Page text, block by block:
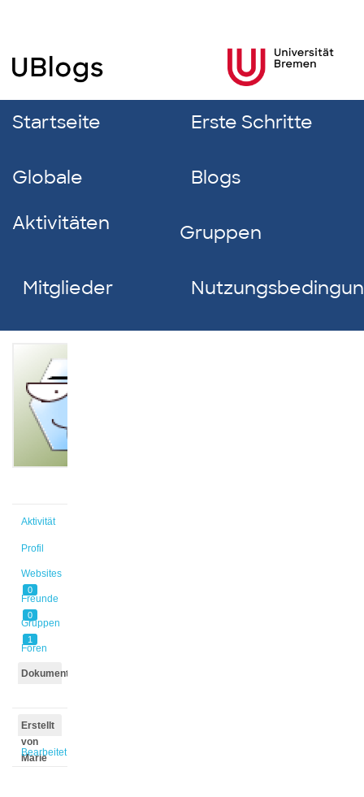
Startseite Erste Schritte
Globale
Aktivitäten
Blogs
Gruppen
Mitglieder
Aktivität
Profil
Websites
0
Freunde
0
Gruppen
1
Foren
Dokumente
Erstellt
von
Marie
Bearbeitet